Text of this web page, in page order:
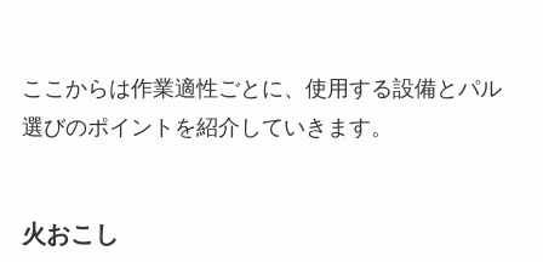
ここからは作業適性ごとに、使用する設備とパル
選びのポイントを紹介していきます。
火おこし